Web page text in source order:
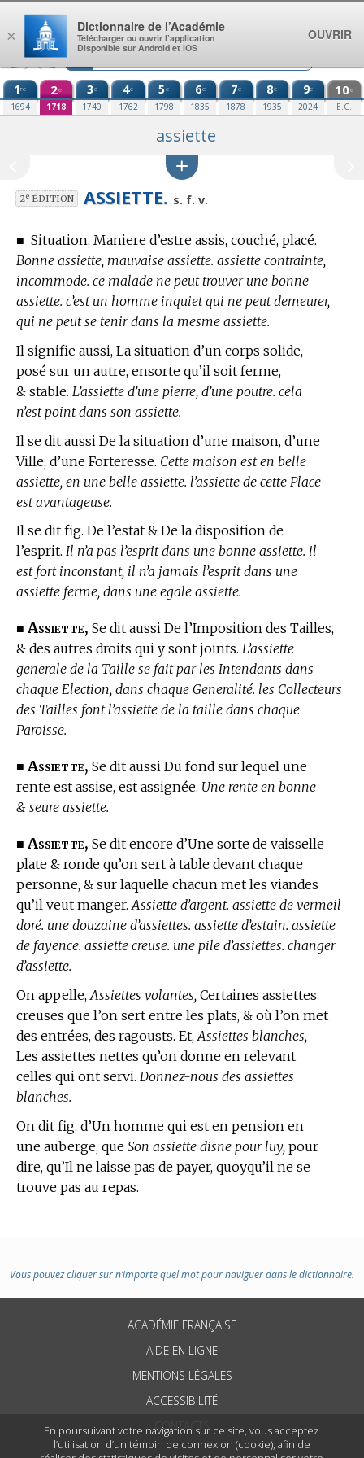
En poursuivant votre navigation sur ce site, vous acceptez
l’utilisation d’un témoin de connexion (cookie), afin de
Aller au contenu
1re
1694
2e
1718
3e
1740
4e
1762
5e
1798
6e
1835
7e
1878
8e
1935
9e
2024
10e
E.C.
assiette
2eÉDITION ASSIETTE. s. f. v.
■ Situation, Maniere d’estre assis, couché, placé.
Bonne assiette, mauvaise assiette. assiette contrainte,
incommode. ce malade ne peut trouver une bonne
assiette. c’est un homme inquiet qui ne peut demeurer,
qui ne peut se tenir dans la mesme assiette.
Il signifie aussi, La situation d’un corps solide,
posé sur un autre, ensorte qu’il soit ferme,
& stable. L’assiette d’une pierre, d’une poutre. cela
n’est point dans son assiette.
Il se dit aussi De la situation d’une maison, d’une
Ville, d’une Forteresse. Cette maison est en belle
assiette, en une belle assiette. l’assiette de cette Place
est avantageuse.
Il se dit fig. De l’estat & De la disposition de
l’esprit. Il n’a pas l’esprit dans une bonne assiette. il
est fort inconstant, il n’a jamais l’esprit dans une
assiette ferme, dans une egale assiette.
■ Assiette, Se dit aussi De l’Imposition des Tailles,
& des autres droits qui y sont joints. L’assiette
generale de la Taille se fait par les Intendants dans
chaque Election, dans chaque Generalité. les Collecteurs
des Tailles font l’assiette de la taille dans chaque
Paroisse.
■ Assiette, Se dit aussi Du fond sur lequel une
rente est assise, est assignée. Une rente en bonne
& seure assiette.
■ Assiette, Se dit encore d’Une sorte de vaisselle
plate & ronde qu’on sert à table devant chaque
personne, & sur laquelle chacun met les viandes
qu’il veut manger.Assiette d’argent. assiette de vermeil
doré. une douzaine d’assiettes. assiette d’estain. assiette
de fayence. assiette creuse. une pile d’assiettes. changer
d’assiette.
On appelle, Assiettes volantes, Certaines assiettes
creuses que l’on sert entre les plats, & où l’on met
des entrées, des ragousts. Et, Assiettes blanches,
Les assiettes nettes qu’on donne en relevant
celles qui ont servi. Donnez-nous des assiettes
blanches.
On dit fig. d’Un homme qui est en pension en
une auberge, que Son assiette disne pour luy, pour
dire, qu’Il ne laisse pas de payer, quoyqu’il ne se
trouve pas au repas.
Vous pouvez cliquer sur n’importe quel mot pour naviguer dans le dictionnaire.
ACADÉMIE FRANÇAISE
AIDE EN LIGNE
MENTIONS LÉGALES
ACCESSIBILITÉ
CONTACTS
×
Dictionnaire de l’Académie
Télécharger ou ouvrir l’application
Disponible sur Android et iOS
OUVRIR